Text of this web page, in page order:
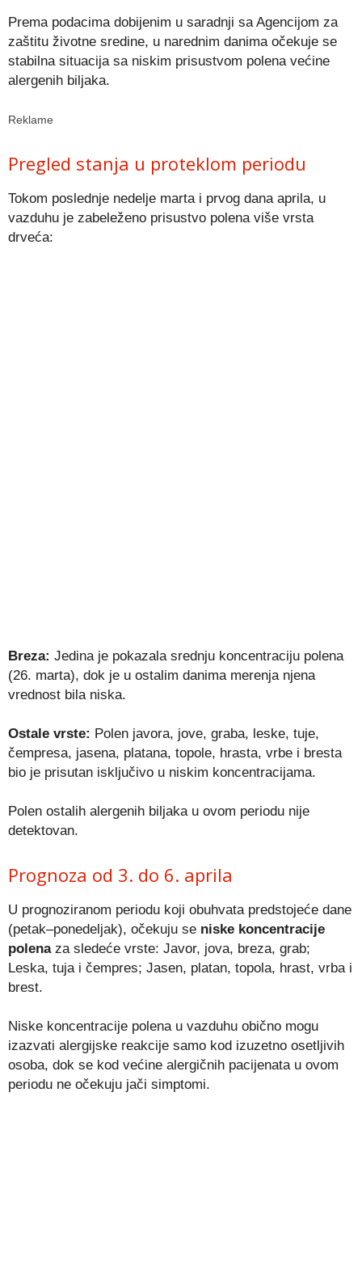
Prema podacima dobijenim u saradnji sa Agencijom za
zaštitu životne sredine, u narednim danima očekuje se
stabilna situacija sa niskim prisustvom polena većine
alergenih biljaka.
Reklame
Pregled stanja u proteklom periodu
Tokom poslednje nedelje marta i prvog dana aprila, u
vazduhu je zabeleženo prisustvo polena više vrsta
drveća:
Breza: Jedina je pokazala srednju koncentraciju polena
(26. marta), dok je u ostalim danima merenja njena
vrednost bila niska.
Ostale vrste: Polen javora, jove, graba, leske, tuje,
čempresa, jasena, platana, topole, hrasta, vrbe i bresta
bio je prisutan isključivo u niskim koncentracijama.
Polen ostalih alergenih biljaka u ovom periodu nije
detektovan.
Prognoza od 3. do 6. aprila
U prognoziranom periodu koji obuhvata predstojeće dane
(petak–ponedeljak), očekuju se niske koncentracije
polenaza sledeće vrste: Javor, jova, breza, grab;
Leska, tuja i čempres; Jasen, platan, topola, hrast, vrba i
brest.
Niske koncentracije polena u vazduhu obično mogu
izazvati alergijske reakcije samo kod izuzetno osetljivih
osoba, dok se kod većine alergičnih pacijenata u ovom
periodu ne očekuju jači simptomi.